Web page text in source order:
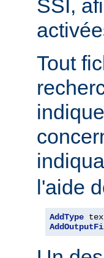
SSI,
Tout
l'aide
AddType